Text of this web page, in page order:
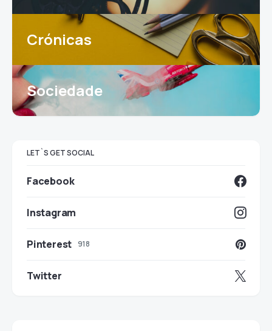
Crónicas
Sociedade
LET`S GET SOCIAL
Facebook
Instagram
Pinterest 918
Twitter